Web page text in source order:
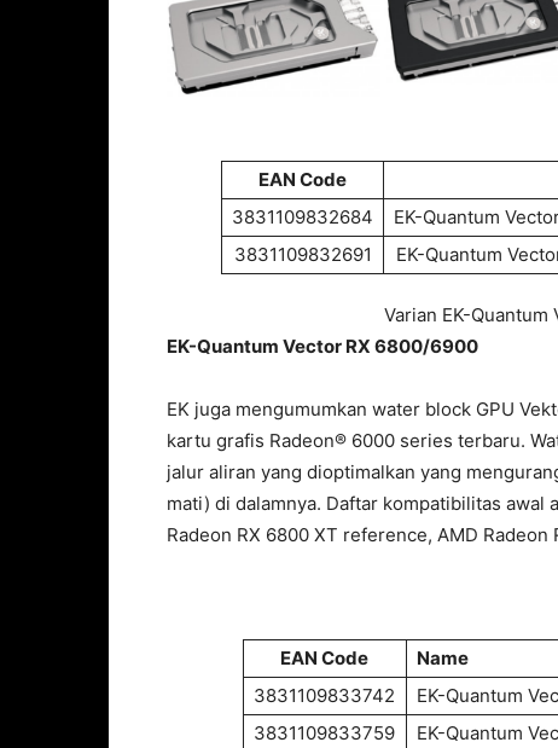
EAN Code
3831109832684
EK-Quantum
3831109832691
EK-Quantum
Varian EK-Quantum
EK-Quantum Vector RX 6800/6900
EK juga mengumumkan water block GPU
kartu grafis Radeon® 6000 series terbaru.
jalur aliran yang dioptimalkan yang
mati) di dalamnya. Daftar kompatibilitas awal
Radeon RX 6800 XT reference, AMD
EAN Code
Name
3831109833742
EK-Quantum
3831109833759
EK-Quantum